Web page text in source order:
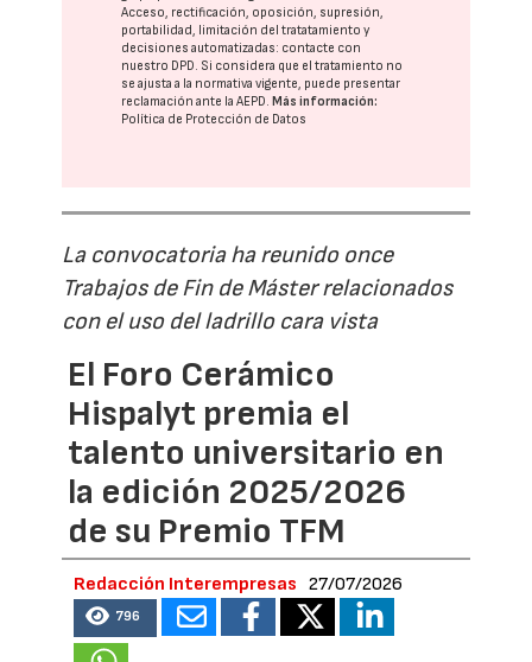
Acceso, rectificación, oposición, supresión,
portabilidad, limitación del tratatamiento y
decisiones automatizadas: contacte con
nuestro DPD. Si considera que el tratamiento no
se ajusta a la normativa vigente, puede presentar
reclamación ante laAEPD.Más información:
Política de Protección de Datos
La convocatoria ha reunido once
Trabajos de Fin de Máster relacionados
con el uso del ladrillo cara vista
El Foro Cerámico
Hispalyt premia el
talento universitario en
la edición 2025/2026
de su Premio TFM
Redacción Interempresas 27/07/2026
796